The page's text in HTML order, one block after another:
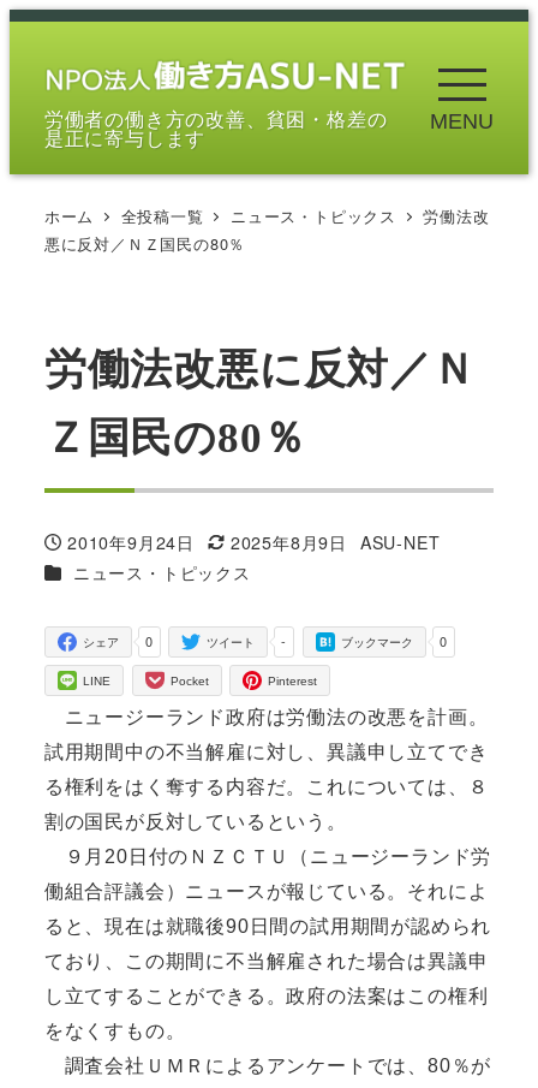
メ
労働者の働き方の改善、貧困・格差の
是正に寄与します
MENU
ホーム 全投稿一覧 ニュース・トピックス
労働法改
悪に反対／ＮＺ国民の80％
労働法改悪に反対／Ｎ
Ｚ国民の80％
投稿日
2010年9月24日
更新日
2025年8月9日
著
ASU-NET
カテゴリー
ニュース・トピックス
0
シェア -
ツイート 0
ブックマーク
LINE Pocket Pinterest
ニュージーランド政府は労働法の改悪を計画。
試用期間中の不当解雇に対し、異議申し立てでき
る権利をはく奪する内容だ。これについては、８
割の国民が反対しているという。
９月20日付のＮＺＣＴＵ（ニュージーランド労
働組合評議会）ニュースが報じている。それによ
ると、現在は就職後90日間の試用期間が認められ
ており、この期間に不当解雇された場合は異議申
し立てすることができる。政府の法案はこの権利
をなくすもの。
調査会社ＵＭＲによるアンケートでは、80％が